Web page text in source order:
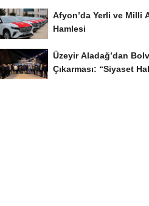
Afyon’da Yerli ve Milli
Hamlesi
Üzeyir Aladağ’dan
Çıkarması: “Siyaset